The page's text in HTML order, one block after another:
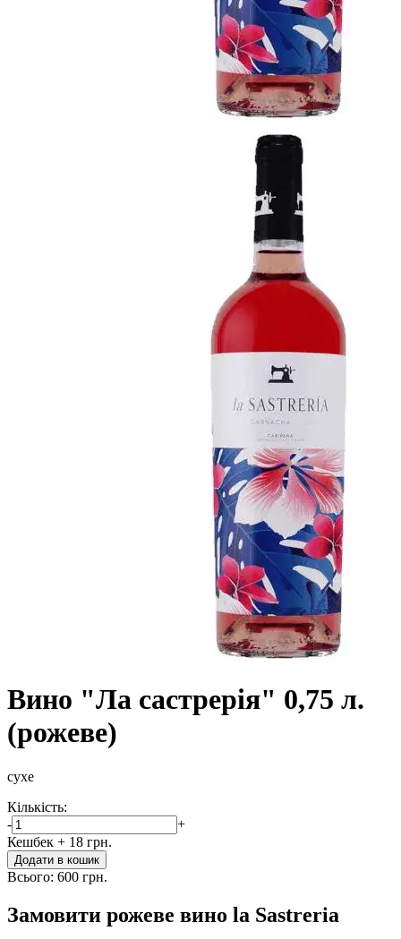
Вино "Ла састрерія" 0,75 л.
(рожеве)
сухе
Кількість:
-
+
Кешбек + 18 грн.
Додати в кошик
Всього: 600 грн.
Замовити рожеве вино la Sastreria